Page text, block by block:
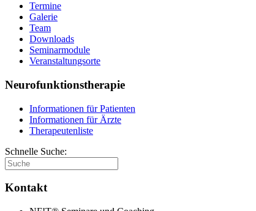
Termine
Galerie
Team
Downloads
Seminarmodule
Veranstaltungsorte
Neurofunktionstherapie
Informationen für Patienten
Informationen für Ärzte
Therapeutenliste
Schnelle Suche:
Kontakt